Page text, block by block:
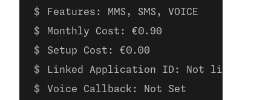
Features: MMS, SMS, VOICE
Monthly Cost: €0.90
Setup Cost: €0.00
Linked Application ID: Not linked to
Voice Callback: Not Set